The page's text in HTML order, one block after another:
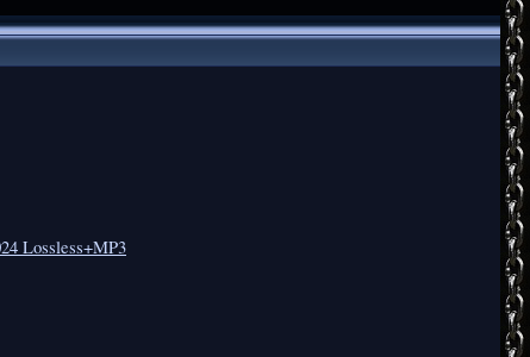
Lossless+MP3